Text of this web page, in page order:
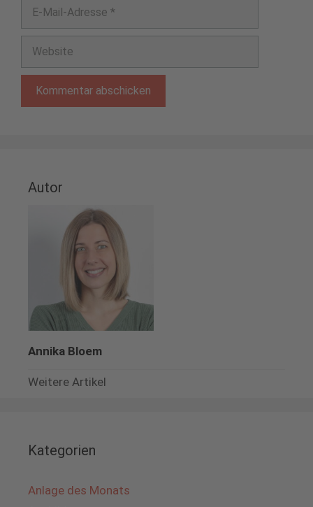
Mail-
Adresse
Autor
Annika Bloem
Weitere Artikel
Kategorien
Anlage des Monats